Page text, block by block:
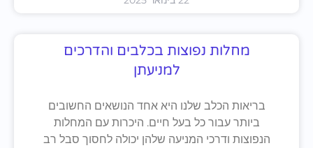
מחלות נפוצות בכלבים והדרכים
למניעתן
בריאות הכלב שלנו היא אחד הנושאים החשובים
ביותר עבור כל בעל חיים. היכרות עם המחלות
הנפוצות ודרכי המניעה שלהן יכולה לחסוך סבל רב